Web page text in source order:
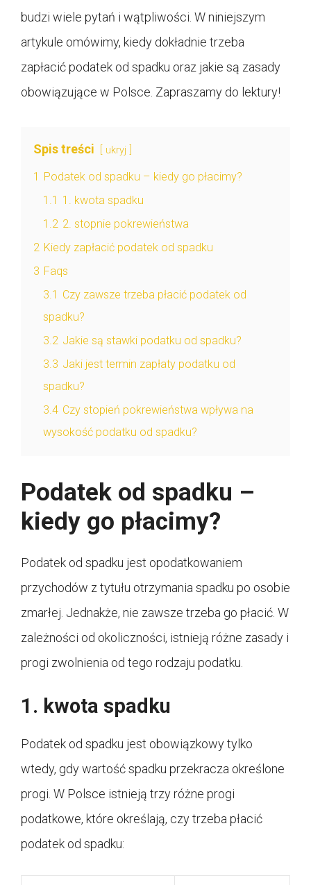
budzi wiele pytań i wątpliwości. W niniejszym
artykule omówimy, kiedy dokładnie trzeba
zapłacić podatek od spadku oraz jakie są zasady
obowiązujące w Polsce. Zapraszamy do lektury!
Spis treści ukryj
1 Podatek od spadku – kiedy go płacimy?
1.1 1. kwota spadku
1.2 2. stopnie pokrewieństwa
2 Kiedy zapłacić podatek od spadku
3 Faqs
3.1 Czy zawsze trzeba płacić podatek od
spadku?
3.2 Jakie są stawki podatku od spadku?
3.3 Jaki jest termin zapłaty podatku od
spadku?
3.4 Czy stopień pokrewieństwa wpływa na
wysokość podatku od spadku?
Podatek od spadku –
kiedy go płacimy?
Podatek od spadku jest opodatkowaniem
przychodów z tytułu otrzymania spadku po osobie
zmarłej. Jednakże, nie zawsze trzeba go płacić. W
zależności od okoliczności, istnieją różne zasady i
progi zwolnienia od tego rodzaju podatku.
1. kwota spadku
Podatek od spadku jest obowiązkowy tylko
wtedy, gdy wartość spadku przekracza określone
progi. W Polsce istnieją trzy różne progi
podatkowe, które określają, czy trzeba płacić
podatek od spadku: